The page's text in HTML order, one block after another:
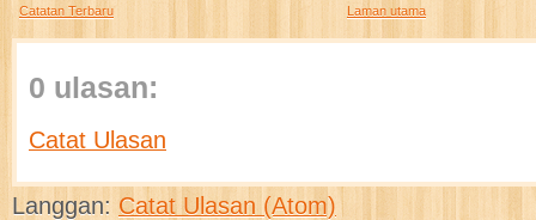
Catatan Terbaru Laman utama
0 ulasan:
Catat Ulasan
Langgan: Catat Ulasan (Atom)